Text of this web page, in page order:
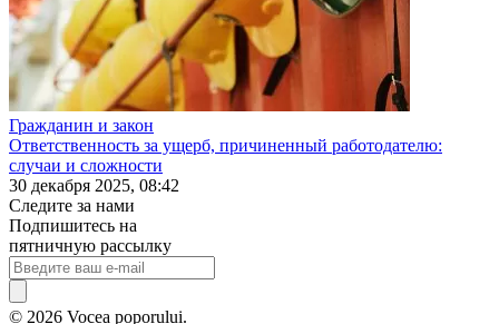
Гражданин и закон
Ответственность за ущерб, причиненный работодателю:
случаи и сложности
30 декабря 2025, 08:42
Следите за нами
Подпишитесь на
пятничную рассылку
© 2026 Vocea poporului.